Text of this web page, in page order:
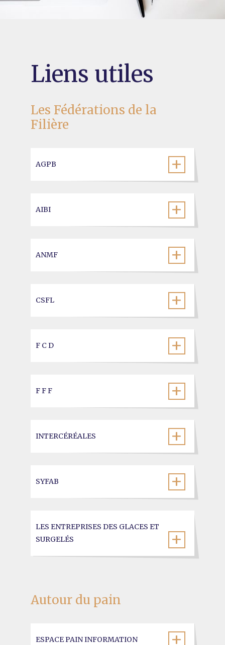
Liens utiles
Les Fédérations de la
Filière
AGPB
AIBI
ANMF
CSFL
F C D
F F F
INTERCÉRÉALES
SYFAB
LES ENTREPRISES DES GLACES ET
SURGELÉS
Autour du pain
ESPACE PAIN INFORMATION